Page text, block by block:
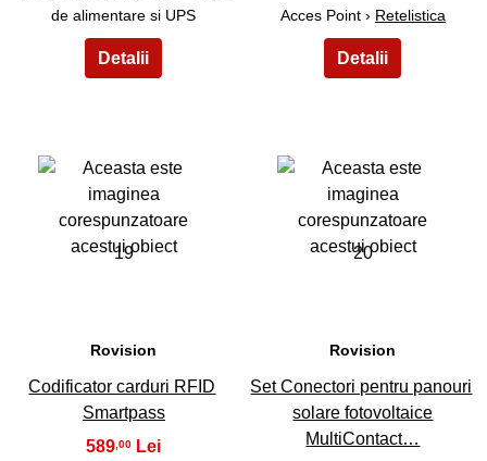
de alimentare si UPS
Acces Point › Retelistica
19
Rovision
Codificator carduri RFID
Smartpass
589 ,00
20
Rovision
Set Conectori pentru panouri
solare fotovoltaice
MultiContact…